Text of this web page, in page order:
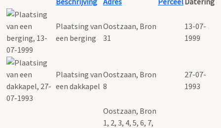
Plaatsing van
een berging
Oostzaan, Bron
31
13-07-
1999
Plaatsing van
een dakkapel
Oostzaan, Bron
8
27-07-
1993
Oostzaan, Bron
1, 2, 3, 4, 5, 6, 7,